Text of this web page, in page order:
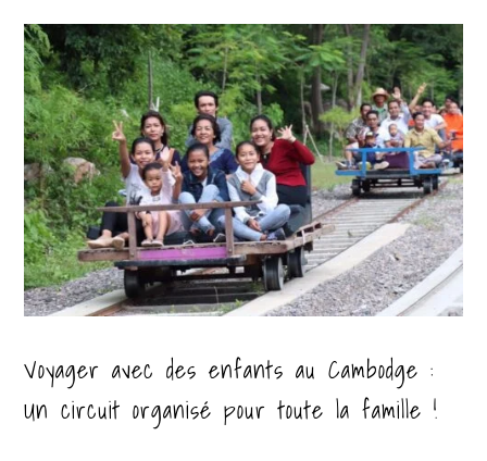
Voyager avec des enfants au Cambodge :
Un circuit organisé pour toute la famille !